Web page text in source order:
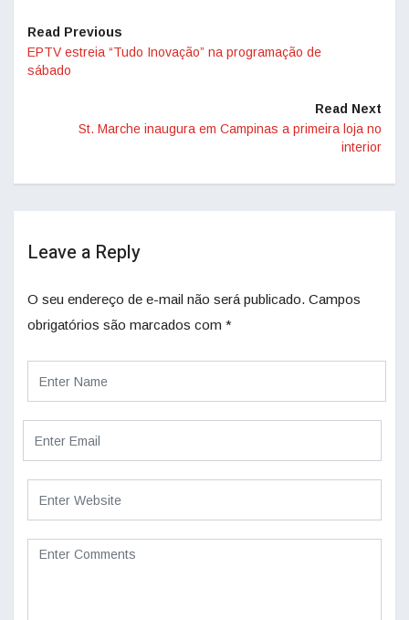
Read Previous
EPTV estreia “Tudo Inovação” na programação de
sábado
Read Next
St. Marche inaugura em Campinas a primeira loja no
interior
Leave a Reply
O seu endereço de e-mail não será publicado. Campos
obrigatórios são marcados com *